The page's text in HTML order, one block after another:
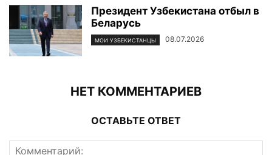
Президент Узбекистана отбыл в
Беларусь
МОИ УЗБЕКИСТАНЦЫ 08.07.2026
НЕТ КОММЕНТАРИЕВ
ОСТАВЬТЕ ОТВЕТ